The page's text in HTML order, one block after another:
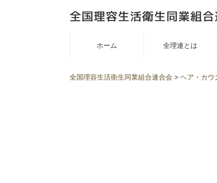
ホーム 全理連とは
全国理容生活衛生同業組合連合会 > ヘア・カウ